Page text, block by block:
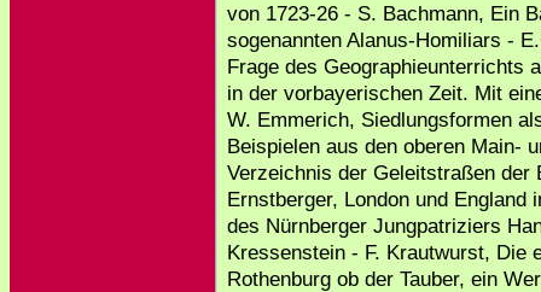
von 1723-26 - S. Bachmann, Ein
sogenannten Alanus-Homiliars -
Frage des Geographieunterrichts
in der vorbayerischen Zeit. Mit
W. Emmerich, Siedlungsformen
Beispielen aus den oberen Main-
Verzeichnis der Geleitstraßen der
Ernstberger, London und England
des Nürnberger Jungpatriziers
Kressenstein - F. Krautwurst, Die
Rothenburg ob der Tauber, ein